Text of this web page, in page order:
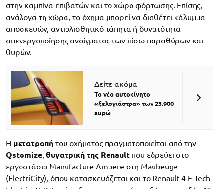
στην καμπίνα επιβατών και το χώρο φόρτωσης. Επίσης,
ανάλογα τη χώρα, το όχημα μπορεί να διαθέτει κάλυμμα
αποσκευών, αντιολισθητικό τάπητα ή δυνατότητα
απενεργοποίησης ανοίγματος των πίσω παραθύρων και
θυρών.
Δείτε ακόμα
Το νέο αυτοκίνητο
«ξελογιάστρα» των 23.900
ευρώ
Η μετατροπή του οχήματος πραγματοποιείται από την
Qstomize, θυγατρική της Renault που εδρεύει στο
εργοστάσιο Manufacture Ampere στη Maubeuge
(ElectriCity), όπου κατασκευάζεται και το Renault 4 E-Tech